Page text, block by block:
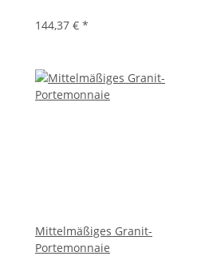
144,37 € *
Mittelmäßiges Granit-
Portemonnaie